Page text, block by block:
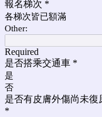
報名梯次 *
各梯次皆已額滿
Other:
Required
是否搭乘交通車 *
是
否
是否有皮膚外傷尚未復
*